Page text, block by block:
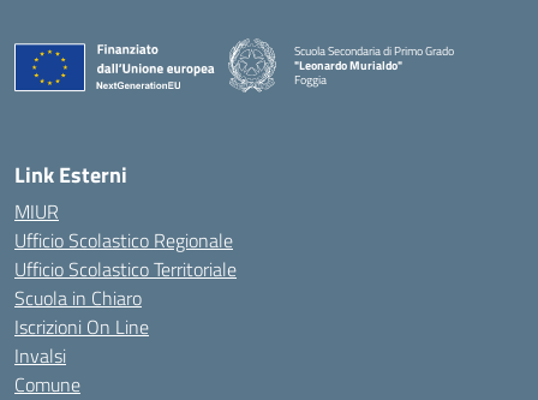
Scuola Secondaria di Primo Grado
"Leonardo Murialdo"
Foggia
— Visita la pagina iniziale della scuola
Link Esterni
MIUR
Ufficio Scolastico Regionale
Ufficio Scolastico Territoriale
Scuola in Chiaro
Iscrizioni On Line
Invalsi
Comune